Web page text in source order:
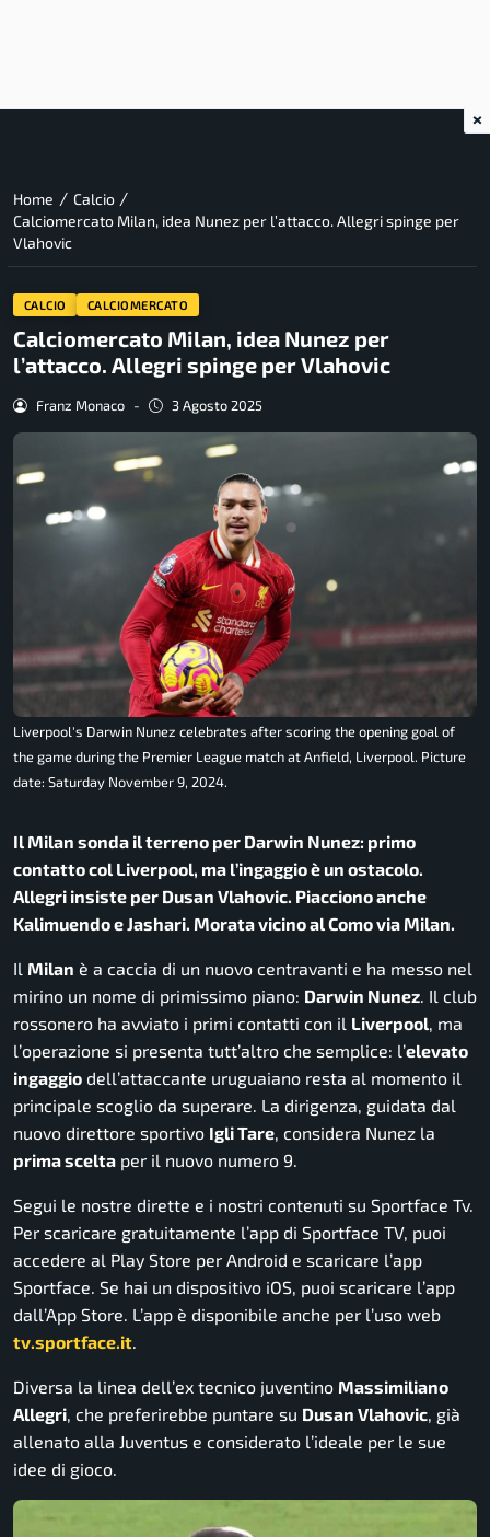
Home / Calcio /
Calciomercato Milan, idea Nunez per l’attacco. Allegri spinge per
Vlahovic
CALCIO CALCIOMERCATO
Calciomercato Milan, idea Nunez per
l’attacco. Allegri spinge per Vlahovic
Franz Monaco - 3 Agosto 2025
Liverpool's Darwin Nunez celebrates after scoring the opening goal of
the game during the Premier League match at Anfield, Liverpool. Picture
date: Saturday November 9, 2024.
Il Milan sonda il terreno per Darwin Nunez: primo
contatto col Liverpool, ma l’ingaggio è un ostacolo.
Allegri insiste per Dusan Vlahovic. Piacciono anche
Kalimuendo e Jashari. Morata vicino al Como via Milan.
Il Milan è a caccia di un nuovo centravanti e ha messo nel
mirino un nome di primissimo piano: Darwin Nunez. Il club
rossonero ha avviato i primi contatti con il Liverpool, ma
l’operazione si presenta tutt’altro che semplice: l’elevato
ingaggio dell’attaccante uruguaiano resta al momento il
principale scoglio da superare. La dirigenza, guidata dal
nuovo direttore sportivo Igli Tare, considera Nunez la
prima scelta per il nuovo numero 9.
Segui le nostre dirette e i nostri contenuti su Sportface Tv.
Per scaricare gratuitamente l’app di Sportface TV, puoi
accedere al Play Store per Android e scaricare l’app
Sportface. Se hai un dispositivo iOS, puoi scaricare l’app
dall’App Store. L’app è disponibile anche per l’uso web
tv.sportface.it.
Diversa la linea dell’ex tecnico juventino Massimiliano
Allegri, che preferirebbe puntare su Dusan Vlahovic, già
allenato alla Juventus e considerato l’ideale per le sue
idee di gioco.
×